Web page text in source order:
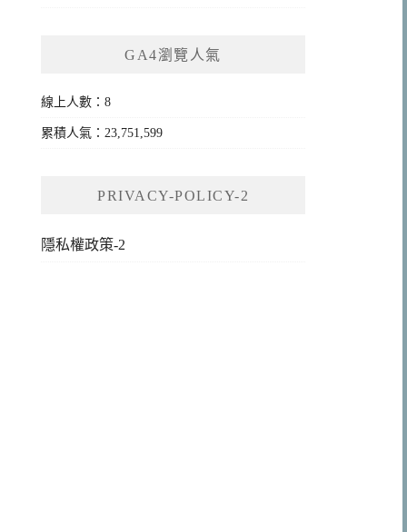
GA4瀏覽人氣
線上人數：8
累積人氣：23,751,599
PRIVACY-POLICY-2
隱私權政策-2